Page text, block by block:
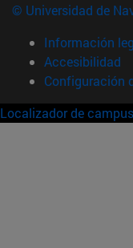
© Universidad de
Información
Accesibilidad
Configuración
Localizador de campus